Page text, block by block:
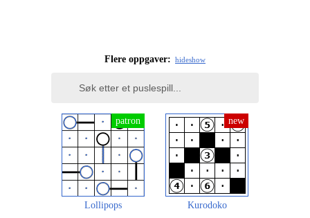
Flere oppgaver: hideshow
Lollipops Kurodoko